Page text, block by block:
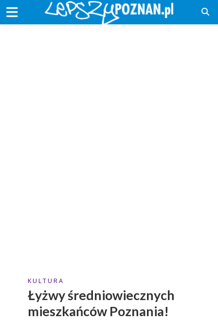
K U L T U R A
Łyżwy średniowiecznych
mieszkańców Poznania!